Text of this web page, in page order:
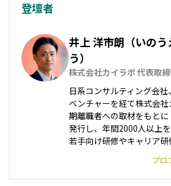
登壇者
井上 洋市朗（いの
う）
株式会社カイラボ 代表取
日系コンサルティング会
ベンチャーを経て株式会
期離職者への取材をもと
発行し、年間2000人以上
若手向け研修やキャリア研
プロ